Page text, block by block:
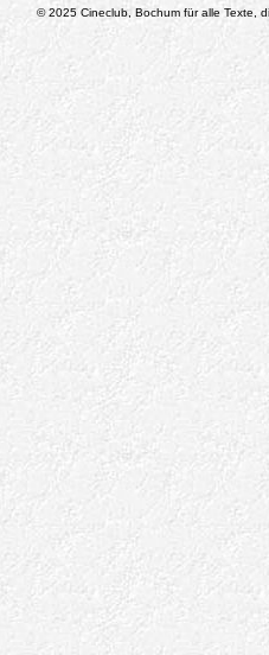
© 2025 Cineclub, Bochum für alle Texte,